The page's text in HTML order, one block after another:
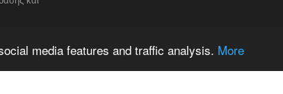
media features and traffic analysis. More